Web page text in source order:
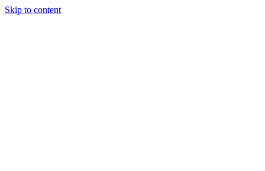
Skip to content